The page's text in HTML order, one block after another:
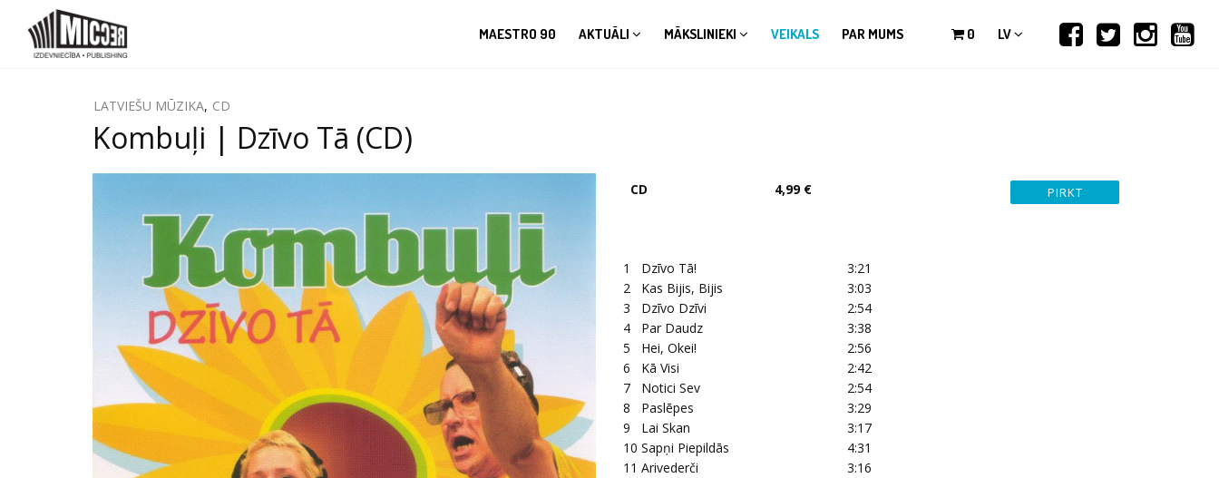
MAESTRO 90 AKTUĀLI MĀKSLINIEKI VEIKALS PAR MUMS 0 LV
LATVIEŠU MŪZIKA, CD
Kombuļi | Dzīvo Tā (CD)
CD 4,99 €
1 Dzīvo Tā!
3:21
2
Kas Bijis, Bijis
3:03
3
Dzīvo Dzīvi
2:54
4
Par Daudz
3:38
5
Hei, Okei!
2:56
6
Kā Visi
2:42
7
Notici Sev
2:54
8
Paslēpes
3:29
9
Lai Skan
3:17
10 Sapņi Piepildās
4:31
11 Arivederči
3:16